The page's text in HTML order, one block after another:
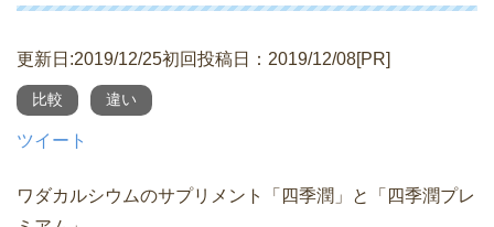
更新日:2019/12/25初回投稿日：2019/12/08[PR]
比較 違い
ツイート
ワダカルシウムのサプリメント「四季潤」と「四季潤プレ